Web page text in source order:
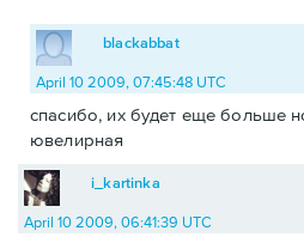
blackabbat
April 10 2009, 07:45:48 UTC
спасибо, их будет еще больше
ювелирная
i_kartinka
April 10 2009, 06:41:39 UTC